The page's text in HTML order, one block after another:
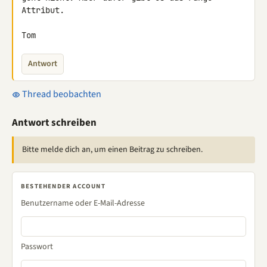
Attribut.
Tom
Antwort
Thread beobachten
Antwort schreiben
Bitte melde dich an, um einen Beitrag zu schreiben.
BESTEHENDER ACCOUNT
Benutzername oder E-Mail-Adresse
Passwort